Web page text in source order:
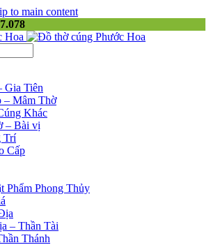
to main content
Gia Tiên
– Mâm Thờ
Khác
– Bài vị
Trí
Cấp
Phẩm Phong Thủy
– Thần Tài
Thánh